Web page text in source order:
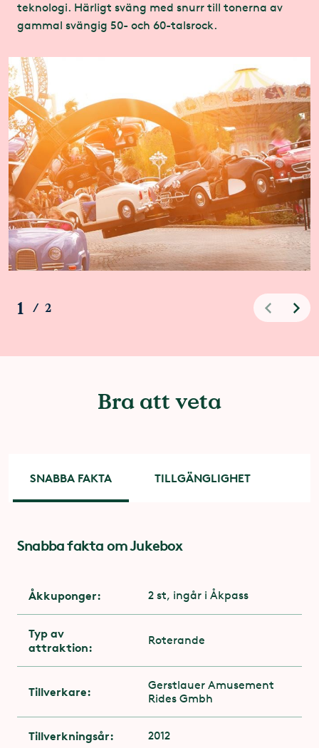
teknologi. Härligt sväng med snurr till tonerna av
gammal svängig 50- och 60-talsrock.
1 / 2
Bra att veta
SNABBA FAKTA TILLGÄNGLIGHET
Snabba fakta om Jukebox
Åkkuponger: 2 st, ingår i Åkpass
Typ av
attraktion:
Roterande
Tillverkare:
Gerstlauer Amusement
Rides Gmbh
Tillverkningsår: 2012
Tillgänglighet
överkropp och nacke
Du får åka med gips
För dig med funktionsnedsättning är entrén via
attraktionens utgång. Kontakta
attraktionspersonalen på plats